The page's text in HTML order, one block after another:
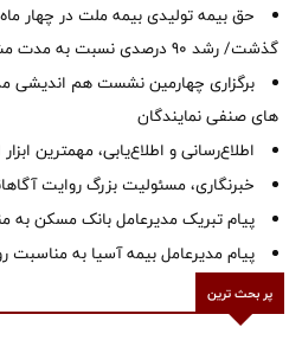
گذشت/ رشد 90 درصدی نسبت به مدت مشابه سال گذشته
برگزاری چهارمین نشست هم اندیشی
های صنفی نمایندگان
اطلاع‌رسانی و اطلاع‌یابی، مهمترین
خبرنگاری، مسئولیت بزرگ روایت
پیام تبریک مدیرعامل بانک مسکن به
پیام مدیرعامل بیمه آسیا به مناسبت
پر بحث ترین